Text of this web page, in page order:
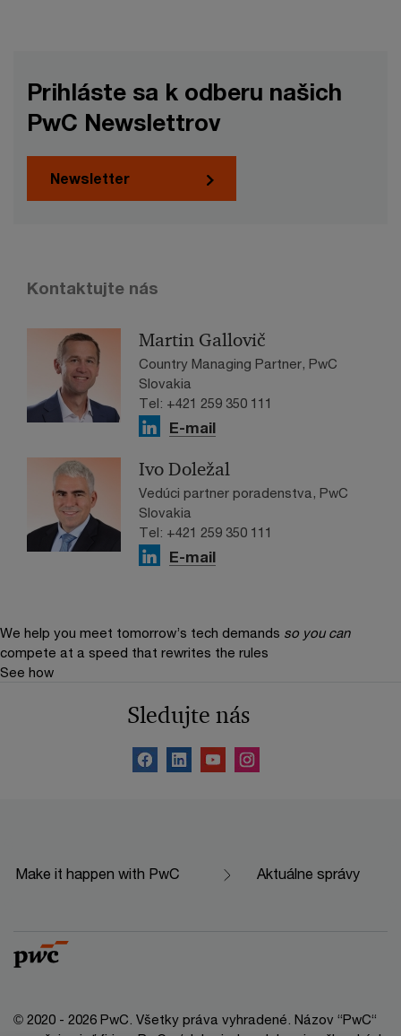
Prihláste sa k odberu našich
PwC Newslettrov
Newsletter
Kontaktujte nás
Martin Gallovič
Country Managing Partner, PwC
Slovakia
Tel: +421 259 350 111
E-mail
Ivo Doležal
Vedúci partner poradenstva, PwC
Slovakia
Tel: +421 259 350 111
E-mail
We help you meet tomorrow’s tech demands so you can
compete at a speed that rewrites the rules
See how
Sledujte nás
Make it happen with PwC Aktuálne správy
© 2020 - 2026 PwC. Všetky práva vyhradené. Názov “PwC“